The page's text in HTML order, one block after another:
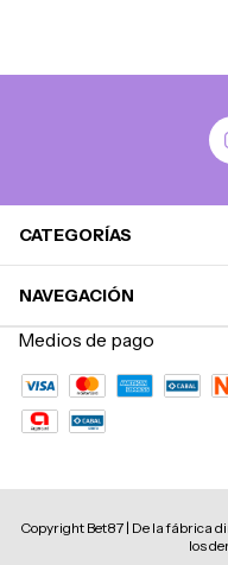
CATEGORÍAS
NAVEGACIÓN
Medios de pago
Copyright Bet87 | De la fábrica
los